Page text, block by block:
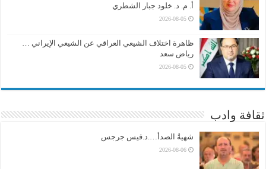
أ. م. د. خلود جبار الشطري
2026-08-05
ظاهرة اختلاف الشيعي العراقي عن الشيعي الإيراني …
رياض سعد
2026-08-05
ثقافة وادب
شهيةُ الصدأ….د.قيس جرجس
2026-08-06